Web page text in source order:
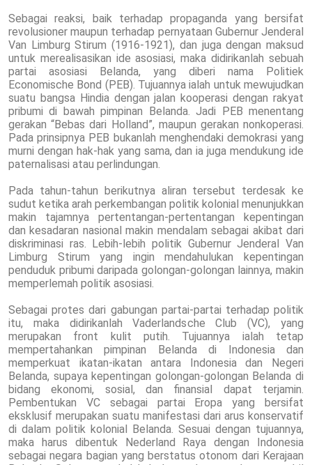
Sebagai reaksi, baik terhadap propaganda yang bersifat
revolusioner maupun terhadap pernyataan Gubernur Jenderal
Van Limburg Stirum (1916-1921), dan juga dengan maksud
untuk merealisasikan ide asosiasi, maka didirikanlah sebuah
partai asosiasi Belanda, yang diberi nama Politiek
Economische Bond (PEB). Tujuannya ialah untuk mewujudkan
suatu bangsa Hindia dengan jalan kooperasi dengan rakyat
pribumi di bawah pimpinan Belanda. Jadi PEB menentang
gerakan “Bebas dari Holland”, maupun gerakan nonkoperasi.
Pada prinsipnya PEB bukanlah menghendaki demokrasi yang
murni dengan hak-hak yang sama, dan ia juga mendukung ide
paternalisasi atau perlindungan.
Pada tahun-tahun berikutnya aliran tersebut terdesak ke
sudut ketika arah perkembangan politik kolonial menunjukkan
makin tajamnya pertentangan-pertentangan kepentingan
dan kesadaran nasional makin mendalam sebagai akibat dari
diskriminasi ras. Lebih-lebih politik Gubernur Jenderal Van
Limburg Stirum yang ingin mendahulukan kepentingan
penduduk pribumi daripada golongan-golongan lainnya, makin
memperlemah politik asosiasi.
Sebagai protes dari gabungan partai-partai terhadap politik
itu, maka didirikanlah Vaderlandsche Club (VC), yang
merupakan front kulit putih. Tujuannya ialah tetap
mempertahankan pimpinan Belanda di Indonesia dan
memperkuat ikatan-ikatan antara Indonesia dan Negeri
Belanda, supaya kepentingan golongan-golongan Belanda di
bidang ekonomi, sosial, dan finansial dapat terjamin.
Pembentukan VC sebagai partai Eropa yang bersifat
eksklusif merupakan suatu manifestasi dari arus konservatif
di dalam politik kolonial Belanda. Sesuai dengan tujuannya,
maka harus dibentuk Nederland Raya dengan Indonesia
sebagai negara bagian yang berstatus otonom dari Kerajaan